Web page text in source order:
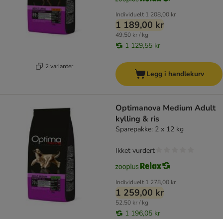
2 varianter
Individuelt 1 208,00 kr
1 189,00 kr
49,50 kr / kg
1 129,55 kr
Legg i handlekurv
Optimanova Medium Adult
kylling & ris
Sparepakke: 2 x 12 kg
Individuelt 1 278,00 kr
1 259,00 kr
52,50 kr / kg
1 196,05 kr
Ikket vurdert